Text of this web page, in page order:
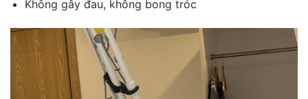
Không gây đau, không bong tróc